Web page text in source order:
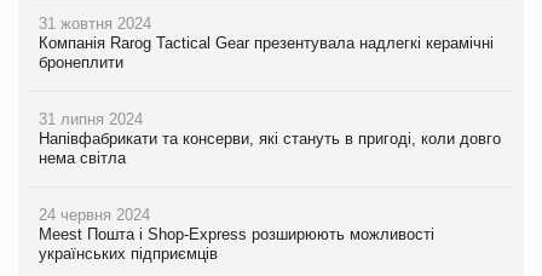
31 жовтня 2024
Компанія Rarog Tactical Gear презентувала надлегкі керамічні
бронеплити
31 липня 2024
Напівфабрикати та консерви, які стануть в пригоді, коли довго
нема світла
24 червня 2024
Meest Пошта і Shop-Express розширюють можливості
українських підприємців